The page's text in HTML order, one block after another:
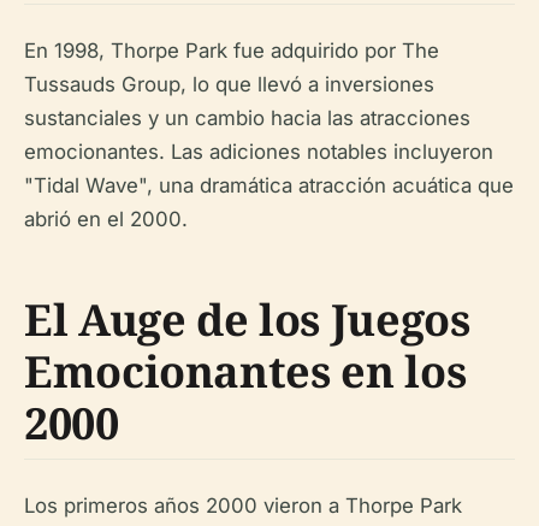
En 1998, Thorpe Park fue adquirido por The
Tussauds Group, lo que llevó a inversiones
sustanciales y un cambio hacia las atracciones
emocionantes. Las adiciones notables incluyeron
"Tidal Wave", una dramática atracción acuática que
abrió en el 2000.
El Auge de los Juegos
Emocionantes en los
2000
Los primeros años 2000 vieron a Thorpe Park